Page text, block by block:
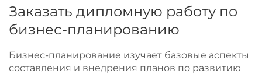
Заказать дипломную работу по
бизнес-планированию
Бизнес-планирование изучает базовые аспекты
составления и внедрения планов по развитию